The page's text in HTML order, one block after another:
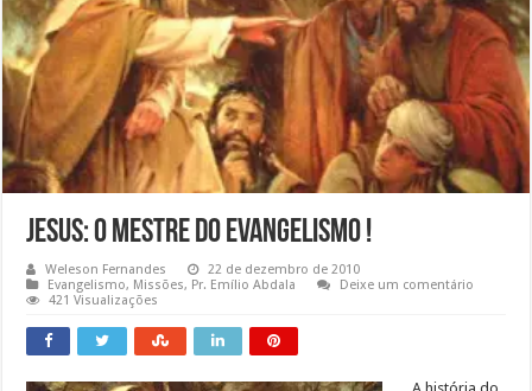
Jesus: O Mestre do Evangelismo !
Weleson Fernandes
22 de dezembro de 2010
Evangelismo, Missões, Pr. Emílio Abdala
Deixe um comentário
421 Visualizações